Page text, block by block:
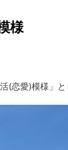
様
(恋愛)模様」